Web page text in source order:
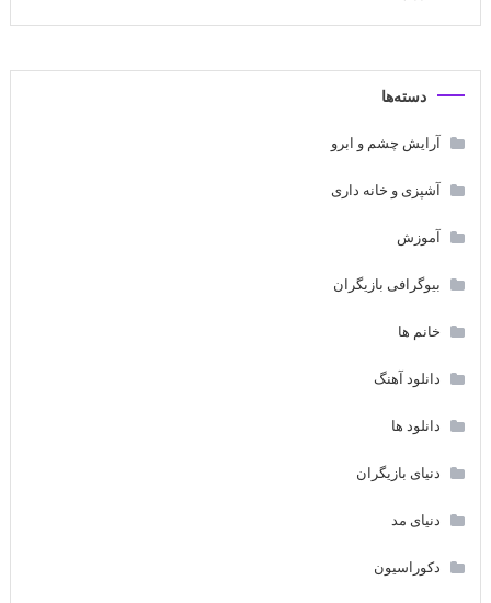
دسته‌ها
آرایش چشم و ابرو
آشپزی و خانه داری
آموزش
بیوگرافی بازیگران
خانم ها
دانلود آهنگ
دانلود ها
دنیای بازیگران
دنیای مد
دکوراسیون